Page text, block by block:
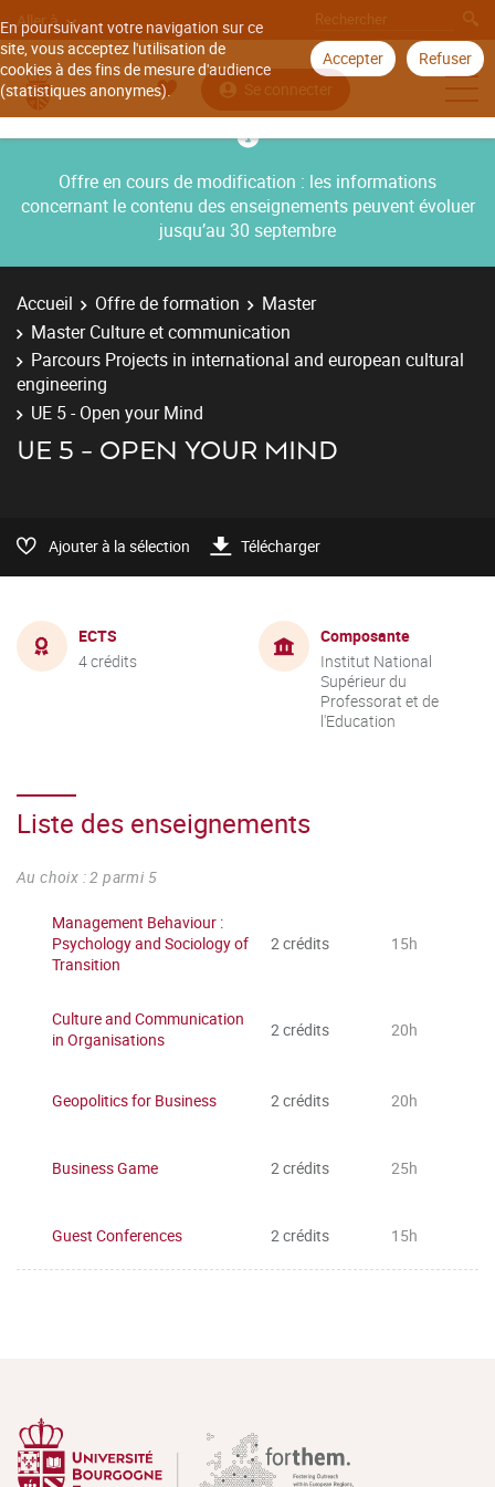
En poursuivant votre navigation sur ce
site, vous acceptez l'utilisation de
cookies à des fins de mesure d'audience
(statistiques anonymes).
Accepter Refuser
Aller à
Se connecter
Offre en cours de modification : les informations
concernant le contenu des enseignements peuvent évoluer
jusqu’au 30 septembre
Accueil Offre de formation
Master
Master Culture et communication
Parcours Projects in international and european cultural
engineering
UE 5 - Open your Mind
UE 5 - OPEN YOUR MIND
Ajouter à la sélection Télécharger
ECTS
4 crédits
Composante
Institut National
Supérieur du
Professorat et de
l'Education
Liste des enseignements
Au choix : 2 parmi 5
Management Behaviour :
Psychology and Sociology of
Transition
2 crédits 15h
Culture and Communication
in Organisations
2 crédits 20h
Geopolitics for Business 2 crédits 20h
Business Game 2 crédits 25h
Guest Conferences 2 crédits 15h